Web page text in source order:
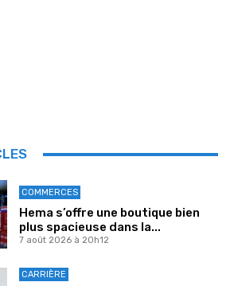
COMMERCES
Hema s’offre une boutique bien
plus spacieuse dans la...
7 août 2026 à 20h12
CARRIÈRE